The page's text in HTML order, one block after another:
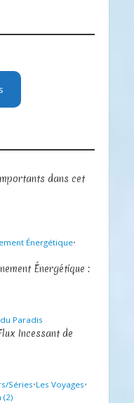
dans cet
Énergétique•
Énergétique :
Paradis
Incessant de
Séries•Les Voyages•
(2)